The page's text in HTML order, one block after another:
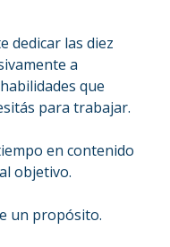
dedicar las diez
a
que
para trabajar.
en contenido
objetivo.
un propósito.